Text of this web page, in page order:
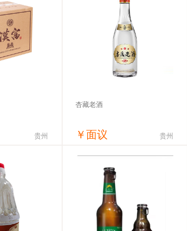
贵州
有限公司
杏藏老酒
￥面议 贵州
获取底价
山西杏花杏藏酒业股份有限公司